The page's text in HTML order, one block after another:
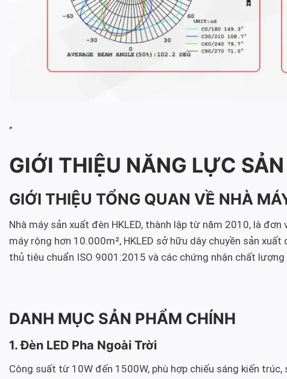
”
GIỚI THIỆU NĂNG LỰC
GIỚI THIỆU TỔNG QUAN VỀ NHÀ
Nhà máy sản xuất đèn HKLED, thành lập từ năm 2010, là
máy rộng hơn 10.000m², HKLED sở hữu dây chuyền sản
thủ tiêu chuẩn ISO 9001:2015 và các chứng nhận chất lượng
DANH MỤC SẢN PHẨM CHÍNH
1. Đèn LED Pha Ngoài Trời
Công suất từ 10W đến 1500W, phù hợp chiếu sáng kiến